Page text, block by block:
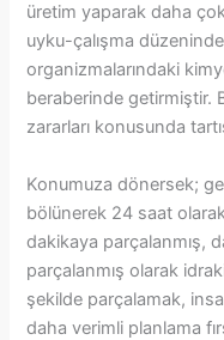
üretim yaparak daha
uyku-çalışma
organizmalarındaki
beraberinde getirmiştir.
zararları konusunda
Konumuza dönersek;
bölünerek 24 saat
dakikaya parçalanmış,
parçalanmış olarak
şekilde parçalamak,
daha verimli planlama